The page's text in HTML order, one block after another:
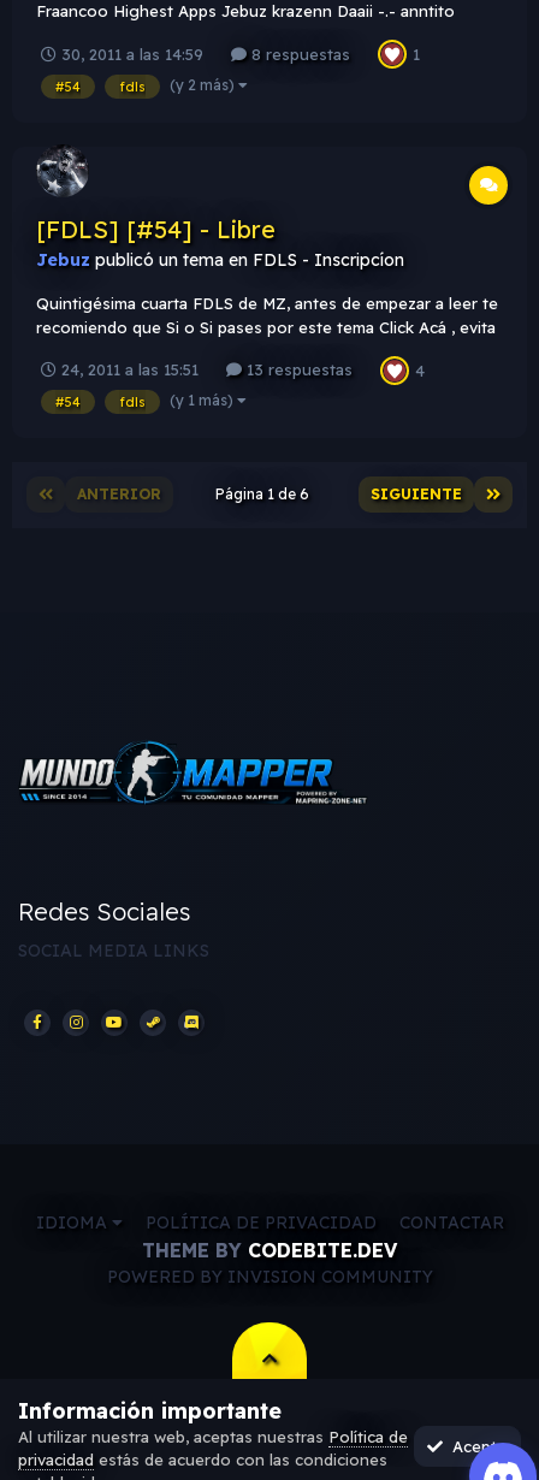
Fraancoo Highest Apps Jebuz krazenn Daaii -.- anntito
Chimuelo Hiiskaat iLyLh7 Naxo Quiero desearles mucha
suerte a los participantes . A votar !
30, 2011 a las 14:59 8 respuestas 1
#54 fdls (y 2 más)
[FDLS] [#54] - Libre
Jebuz publicó un tema en FDLS - Inscripcíon
Quintigésima cuarta FDLS de MZ, antes de empezar a leer te
recomiendo que Si o Si pases por este tema Click Acá , evita
libre Lo que tu quieras , algun tema que te guste lo haces .
Texto: FDLS MZ y algo relacionado al usuario o a la...
24, 2011 a las 15:51 13 respuestas 4
#54 fdls (y 1 más)
ANTERIOR SIGUIENTE
Página 1 de 6
Redes Sociales
SOCIAL MEDIA LINKS
IDIOMA POLÍTICA DE PRIVACIDAD CONTACTAR
THEME BY CODEBITE.DEV
POWERED BY INVISION COMMUNITY
Información importante
Al utilizar nuestra web, aceptas nuestras Política de
privacidad estás de acuerdo con las condiciones
Acepto